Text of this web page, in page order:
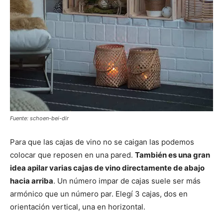
Fuente: schoen-bei-dir
Para que las cajas de vino no se caigan las podemos
colocar que reposen en una pared. También es una gran
idea apilar varias cajas de vino directamente de abajo
hacia arriba. Un número impar de cajas suele ser más
armónico que un número par. Elegí 3 cajas, dos en
orientación vertical, una en horizontal.